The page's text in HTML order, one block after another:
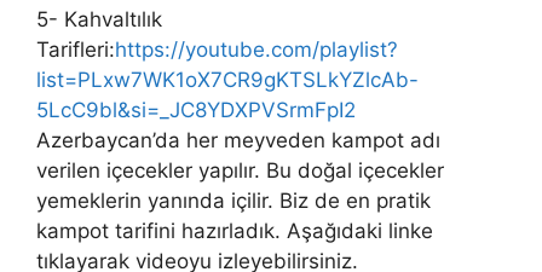
5- Kahvaltılık
Tarifleri:https://youtube.com/playlist?
list=PLxw7WK1oX7CR9gKTSLkYZlcAb-
5LcC9bl&si=_JC8YDXPVSrmFpI2
Azerbaycan’da her meyveden kampot adı
verilen içecekler yapılır. Bu doğal içecekler
yemeklerin yanında içilir. Biz de en pratik
kampot tarifini hazırladık. Aşağıdaki linke
tıklayarak videoyu izleyebilirsiniz.